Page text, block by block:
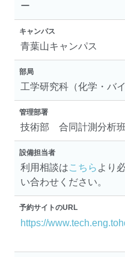
ー
キャンパス
青葉山キャンパス
部局
工学研究科（化学・バイ
管理部署
技術部 合同計測分析班
設備担当者
利用相談はこちら より
い合わせください。
予約サイトのURL
https://